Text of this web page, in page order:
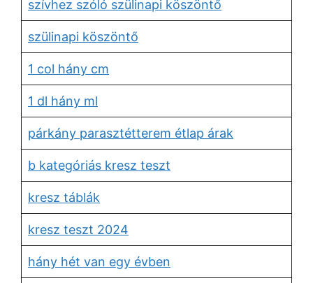
szívhez szóló szülinapi köszöntő
szülinapi köszöntő
1 col hány cm
1 dl hány ml
párkány parasztétterem étlap árak
b kategóriás kresz teszt
kresz táblák
kresz teszt 2024
hány hét van egy évben